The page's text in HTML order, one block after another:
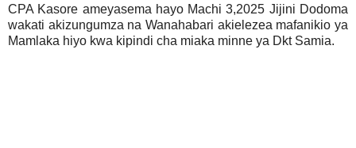
CPA Kasore ameyasema hayo Machi 3,2025 Jijini Dodoma
wakati akizungumza na Wanahabari akielezea mafanikio ya
Mamlaka hiyo kwa kipindi cha miaka minne ya Dkt Samia.